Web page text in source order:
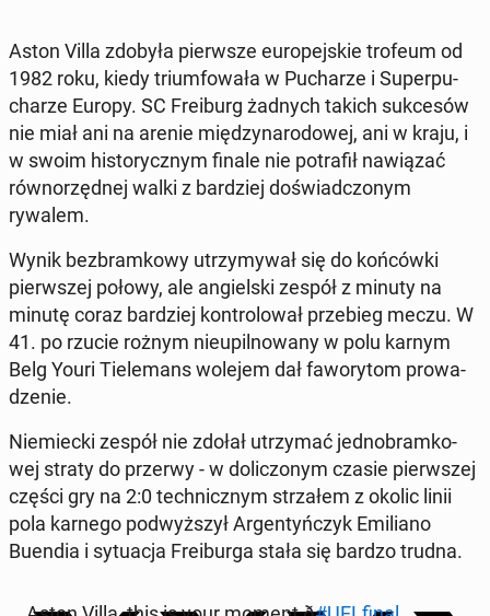
Aston Villa zdobyła pierw­sze eu­ro­pej­skie trofeum od
1982 roku, kiedy trium­fo­wa­ła w Pu­cha­rze i Su­per­pu­
cha­rze Europy. SC Fre­iburg żadnych takich suk­ce­sów
nie miał ani na arenie mię­dzy­na­ro­do­wej, ani w kraju, i
w swoim hi­sto­rycz­nym finale nie po­tra­fił na­wią­zać
rów­no­rzęd­nej walki z bar­dziej do­świad­czo­nym
rywalem.
Wynik bez­bram­ko­wy utrzy­my­wał się do koń­ców­ki
pierw­szej połowy, ale an­giel­ski zespół z minuty na
minutę coraz bar­dziej kon­tro­lo­wał prze­bieg meczu. W
41. po rzucie rożnym nie­upil­no­wa­ny w polu karnym
Belg Youri Tie­le­mans wolejem dał fa­wo­ry­tom pro­wa­
dze­nie.
Nie­miec­ki zespół nie zdołał utrzy­mać jed­no­bram­ko­
wej straty do przerwy - w do­li­czo­nym czasie pierw­szej
części gry na 2:0 tech­nicz­nym strza­łem z okolic linii
pola karnego pod­wyż­szył Ar­gen­tyń­czyk Emi­lia­no
Buendia i sy­tu­acja Fre­ibur­ga stała się bardzo trudna.